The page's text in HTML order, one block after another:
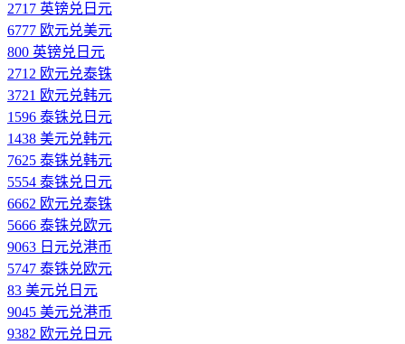
2717 英镑兑日元
6777 欧元兑美元
800 英镑兑日元
2712 欧元兑泰铢
3721 欧元兑韩元
1596 泰铢兑日元
1438 美元兑韩元
7625 泰铢兑韩元
5554 泰铢兑日元
6662 欧元兑泰铢
5666 泰铢兑欧元
9063 日元兑港币
5747 泰铢兑欧元
83 美元兑日元
9045 美元兑港币
9382 欧元兑日元